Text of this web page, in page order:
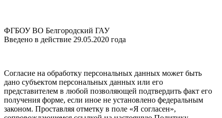
ФГБОУ ВО Белгородский ГАУ
Введено в действие 29.05.2020 года
Согласие на обработку персональных данных может быть
дано субъектом персональных данных или его
представителем в любой позволяющей подтвердить факт его
получения форме, если иное не установлено федеральным
законом. Проставляя отметку в поле «Я согласен»,